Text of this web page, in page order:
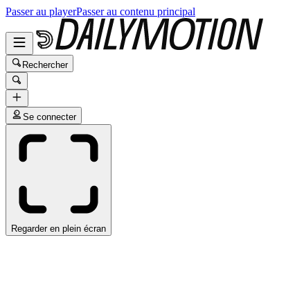
Passer au playerPasser au contenu principal
Rechercher
Se connecter
Regarder en plein écran